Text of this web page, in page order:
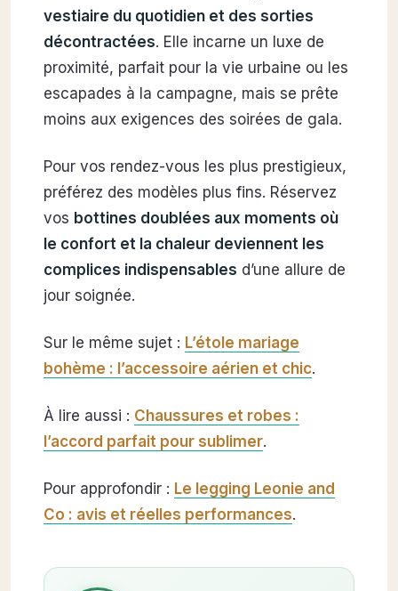
vestiaire du quotidien et des sorties
décontractées. Elle incarne un luxe de
proximité, parfait pour la vie urbaine ou les
escapades à la campagne, mais se prête
moins aux exigences des soirées de gala.
Pour vos rendez-vous les plus prestigieux,
préférez des modèles plus fins. Réservez
vos bottines doublées aux moments où
le confort et la chaleur deviennent les
complices indispensables d’une allure de
jour soignée.
Sur le même sujet : L’étole mariage
bohème : l’accessoire aérien et chic.
À lire aussi : Chaussures et robes :
l’accord parfait pour sublimer.
Pour approfondir : Le legging Leonie and
Co : avis et réelles performances.